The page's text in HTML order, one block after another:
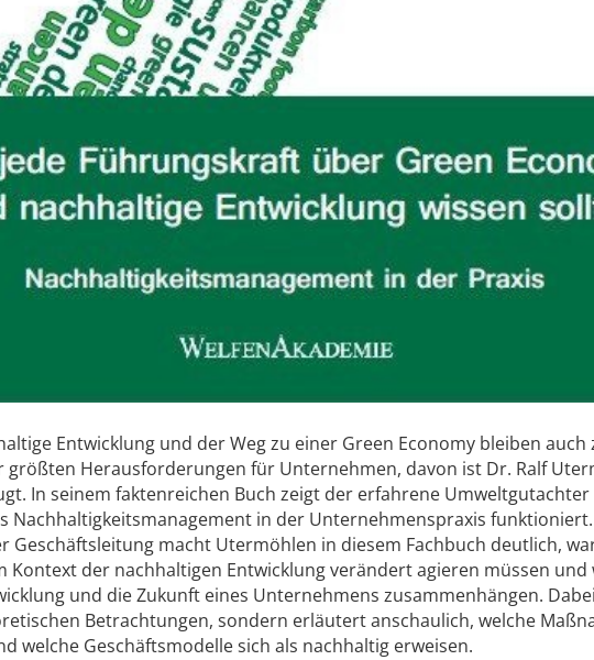
Entwicklung und der Weg zu einer Green Economy bleiben auch
größten Herausforderungen für Unternehmen, davon ist Dr. Ralf
In seinem faktenreichen Buch zeigt der erfahrene
Nachhaltigkeitsmanagement in der Unternehmenspraxis
Geschäftsleitung macht Utermöhlen in diesem Fachbuch deutlich,
Kontext der nachhaltigen Entwicklung verändert agieren müssen und
und die Zukunft eines Unternehmens zusammenhängen.
Betrachtungen, sondern erläutert anschaulich, welche
welche Geschäftsmodelle sich als nachhaltig erweisen.